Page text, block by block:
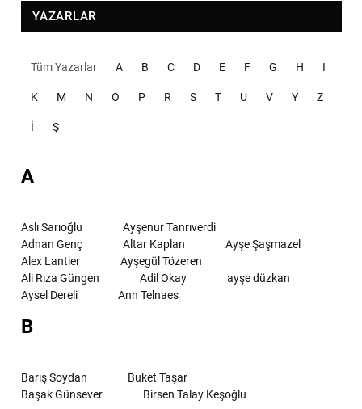
YAZARLAR
Tüm Yazarlar A B C D E F G H I
K M N O P R S T U V Y Z
İ Ş
A
Aslı Sarıoğlu
Ayşenur Tanrıverdi
Adnan Genç
Altar Kaplan
Ayşe Şaşmazel
Alex Lantier
Ayşegül Tözeren
Ali Rıza Güngen
Adil Okay
ayşe düzkan
Aysel Dereli
Ann Telnaes
B
Barış Soydan
Buket Taşar
Başak Günsever
Birsen Talay Keşoğlu